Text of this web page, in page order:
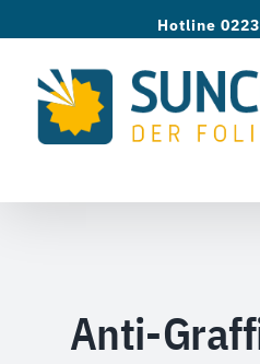
springen
Hotline
Anti-